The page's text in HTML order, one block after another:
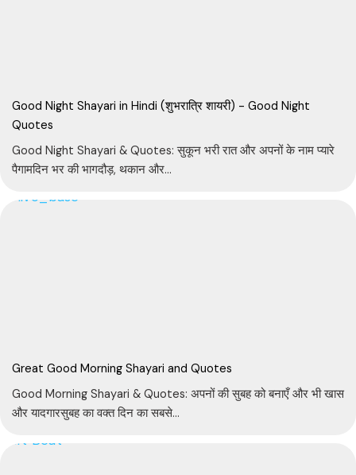
Good Night Shayari in Hindi (शुभरात्रि शायरी) - Good Night
Quotes
Good Night Shayari & Quotes: सुकून भरी रात और अपनों के नाम प्यारे
पैगामदिन भर की भागदौड़, थकान और...
Great Good Morning Shayari and Quotes
Good Morning Shayari & Quotes: अपनों की सुबह को बनाएँ और भी खास
और यादगारसुबह का वक्त दिन का सबसे...